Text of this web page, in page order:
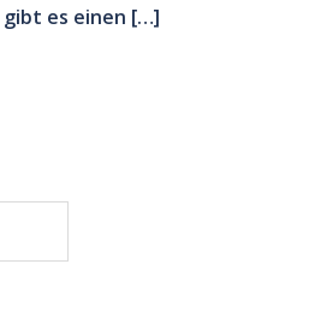
gibt es einen […]